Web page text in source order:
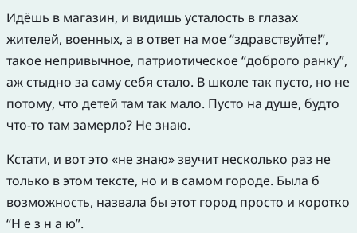
Идёшь в магазин, и видишь усталость в глазах
жителей, военных, а в ответ на мое “здравствуйте!”,
такое непривычное, патриотическое “доброго ранку”,
аж стыдно за саму себя стало. В школе так пусто, но не
потому, что детей там так мало. Пусто на душе, будто
что-то там замерло? Не знаю.
Кстати, и вот это «не знаю» звучит несколько раз не
только в этом тексте, но и в самом городе. Была б
возможность, назвала бы этот город просто и коротко
“Н е з н а ю”.